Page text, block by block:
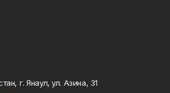
г. Янаул, ул. Азина, 31